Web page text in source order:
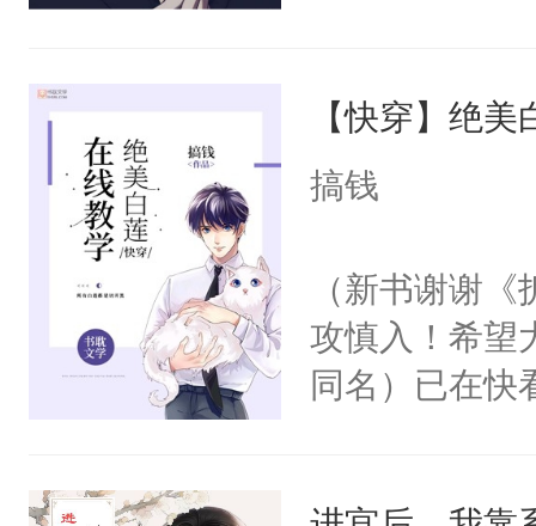
来，给老公
用力——为你
【快穿】绝
搞钱
（新书谢谢
攻慎入！希望
同名）已在快